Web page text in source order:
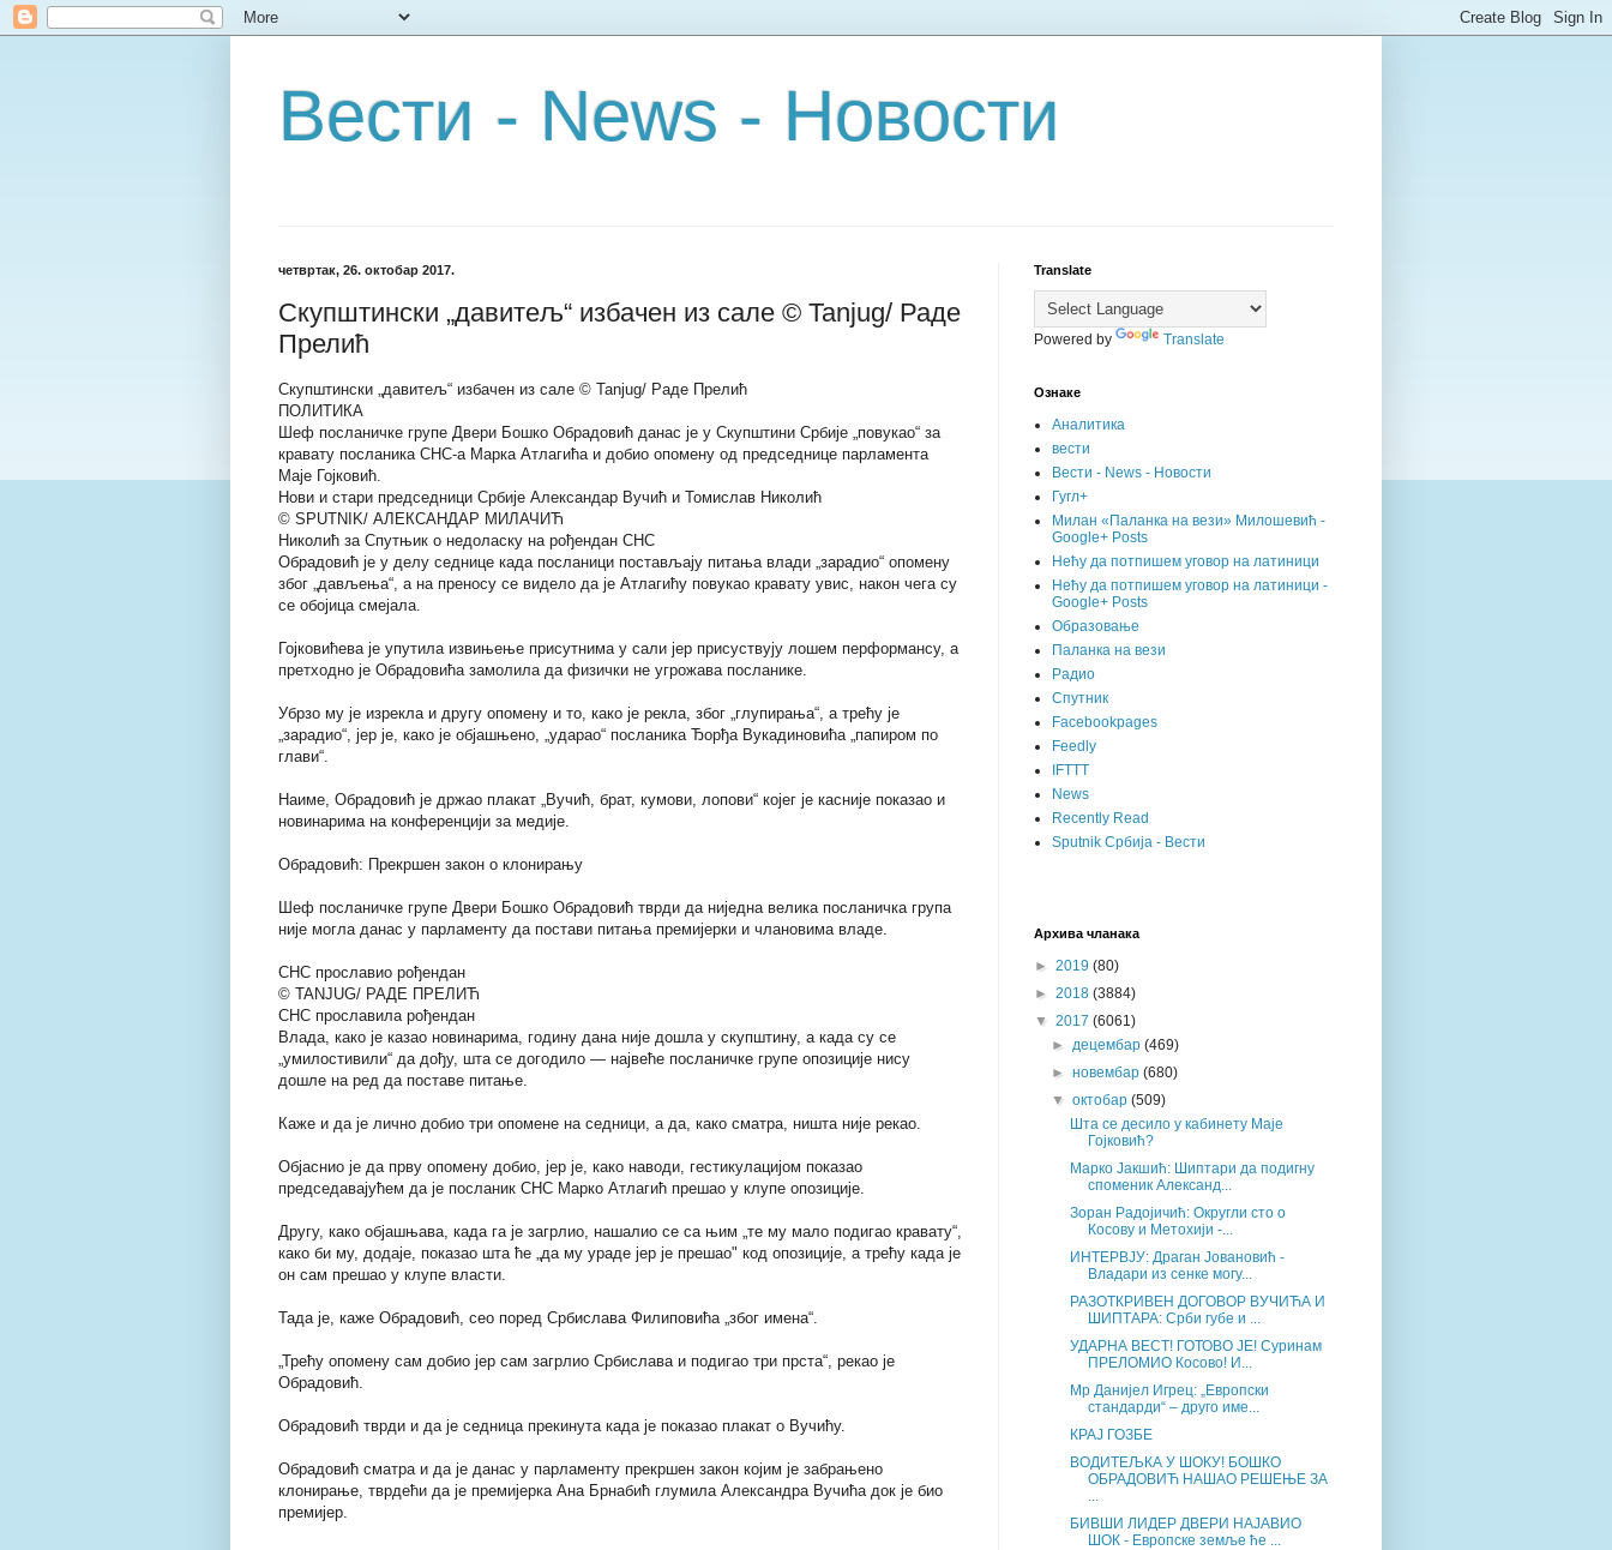
Вести - News - Новости
четвртак, 26. октобар 2017.
Скупштински „давитељ“ избачен из сале © Tanjug/ Раде
Прелић
Скупштински „давитељ“ избачен из сале © Tanjug/ Раде Прелић
ПОЛИТИКА
Шеф посланичке групе Двери Бошко Обрадовић данас је у Скупштини Србије „повукао“ за
кравату посланика СНС-а Марка Атлагића и добио опомену од председнице парламента
Маје Гојковић.
Нови и стари председници Србије Александар Вучић и Томислав Николић
© SPUTNIK/ АЛЕКСАНДАР МИЛАЧИЋ
Николић за Спутњик о недоласку на рођендан СНС
Обрадовић је у делу седнице када посланици постављају питања влади „зарадио“ опомену
због „дављења“, а на преносу се видело да је Атлагићу повукао кравату увис, након чега су
се обојица смејала.
Гојковићева је упутила извињење присутнима у сали јер присуствују лошем перформансу, а
претходно је Обрадовића замолила да физички не угрожава посланике.
Убрзо му је изрекла и другу опомену и то, како је рекла, због „глупирања“, а трећу је
„зарадио“, јер је, како је објашњено, „ударао“ посланика Ђорђа Вукадиновића „папиром по
глави“.
Наиме, Обрадовић је држао плакат „Вучић, брат, кумови, лопови“ којег је касније показао и
новинарима на конференцији за медије.
Обрадовић: Прекршен закон о клонирању
Шеф посланичке групе Двери Бошко Обрадовић тврди да ниједна велика посланичка група
није могла данас у парламенту да постави питања премијерки и члановима владе.
СНС прославио рођендан
© TANJUG/ РАДЕ ПРЕЛИЋ
СНС прославила рођендан
Влада, како је казао новинарима, годину дана није дошла у скупштину, а када су се
„умилостивили“ да дођу, шта се догодило — највеће посланичке групе опозиције нису
дошле на ред да поставе питање.
Каже и да је лично добио три опомене на седници, а да, како сматра, ништа није рекао.
Објаснио је да прву опомену добио, јер је, како наводи, гестикулацијом показао
председавајућем да је посланик СНС Марко Атлагић прешао у клупе опозиције.
Другу, како објашњава, када га је загрлио, нашалио се са њим „те му мало подигао кравату“,
како би му, додаје, показао шта ће „да му ураде јер је прешао" код опозиције, а трећу када је
он сам прешао у клупе власти.
Тада је, каже Обрадовић, сео поред Србислава Филиповића „због имена“.
„Трећу опомену сам добио јер сам загрлио Србислава и подигао три прста“, рекао је
Обрадовић.
Обрадовић тврди и да је седница прекинута када је показао плакат о Вучићу.
Обрадовић сматра и да је данас у парламенту прекршен закон којим је забрањено
клонирање, тврдећи да је премијерка Ана Брнабић глумила Александра Вучића док је био
премијер.
Translate
Powered by Translate
Ознаке
Аналитика
вести
Вести - News - Новости
Гугл+
Милан «Паланка на вези» Милошевић -
Google+ Posts
Нећу да потпишем уговор на латиници
Нећу да потпишем уговор на латиници -
Google+ Posts
Образовање
Паланка на вези
Радио
Спутник
Facebookpages
Feedly
IFTTT
News
Recently Read
Sputnik Србија - Вести
Архива чланака
► 2019 (80)
► 2018 (3884)
▼ 2017 (6061)
►децембар(469)
►новембар(680)
▼октобар(509)
Шта се десило у кабинету Маје
Гојковић?
Марко Јакшић: Шиптари да подигну
споменик Александ...
Зоран Радојичић: Округли сто о
Косову и Метохији -...
ИНТЕРВЈУ: Драган Јовановић -
Владари из сенке могу...
РАЗОТКРИВЕН ДОГОВОР ВУЧИЋА И
ШИПТАРА: Срби губе и ...
УДАРНА ВЕСТ! ГОТОВО ЈЕ! Суринам
ПРЕЛОМИО Косово! И...
Мр Данијел Игрец: „Европски
стандарди“ – друго име...
КРАЈ ГОЗБЕ
ВОДИТЕЉКА У ШОКУ! БОШКО
ОБРАДОВИЋ НАШАО РЕШЕЊЕ ЗА
...
БИВШИ ЛИДЕР ДВЕРИ НАЈАВИО
ШОК - Европске земље ће ...